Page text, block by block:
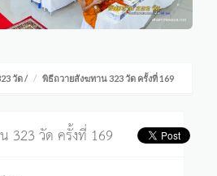
วัด/ พิธีถวายสังฆทาน 323 วัด ครั้งที่ 169
323 วัด ครั้งที่ 169